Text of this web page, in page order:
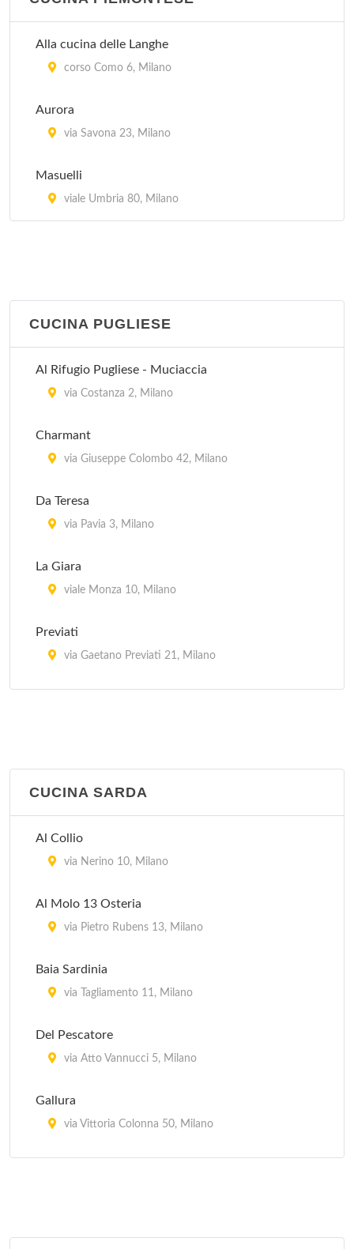
Cantina Piemontese
Casa Fontana 23 Risotti
Da Berti
Da Francesca
viale Argonne 32, Milano
Alla cucina delle Langhe
corso Como 6, Milano
Aurora
via Savona 23, Milano
Masuelli
viale Umbria 80, Milano
CUCINA PUGLIESE
Al Rifugio Pugliese - Muciaccia
via Costanza 2, Milano
Charmant
via Giuseppe Colombo 42, Milano
Da Teresa
via Pavia 3, Milano
La Giara
viale Monza 10, Milano
Previati
via Gaetano Previati 21, Milano
CUCINA SARDA
Al Collio
via Nerino 10, Milano
Al Molo 13 Osteria
via Pietro Rubens 13, Milano
Baia Sardinia
via Tagliamento 11, Milano
Del Pescatore
via Atto Vannucci 5, Milano
Gallura
via Vittoria Colonna 50, Milano